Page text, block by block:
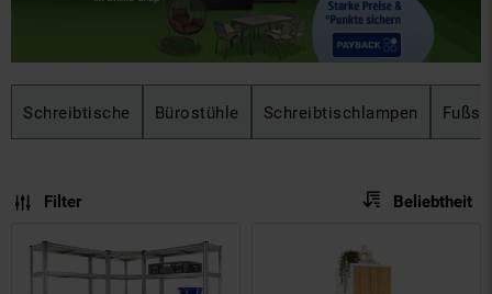
Schreibtische Bürostühle Schreibtischlampen
Filter Sortierung:
Beliebtheit